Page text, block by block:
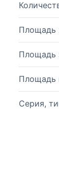
Площадь
Площадь
Площадь
Серия,